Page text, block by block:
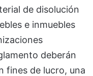
de disolución
e inmuebles
deberán
fines de lucro, una